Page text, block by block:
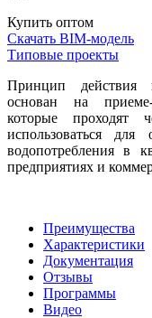
Купить оптом
Скачать BIM-модель
Типовые проекты
Принцип действия
основан на приеме-
которые проходят
использоваться для
водопотребления в
предприятиях и
Преимущества
Характеристики
Документация
Отзывы
Программы
Видео